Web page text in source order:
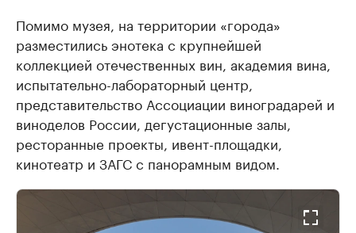
Помимо музея, на территории «города»
разместились энотека с крупнейшей
коллекцией отечественных вин, академия вина,
испытательно-лабораторный центр,
представительство Ассоциации виноградарей и
виноделов России, дегустационные залы,
ресторанные проекты, ивент-площадки,
кинотеатр и ЗАГС с панорамным видом.